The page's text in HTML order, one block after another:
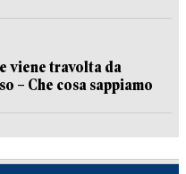
viene travolta da
– Che cosa sappiamo